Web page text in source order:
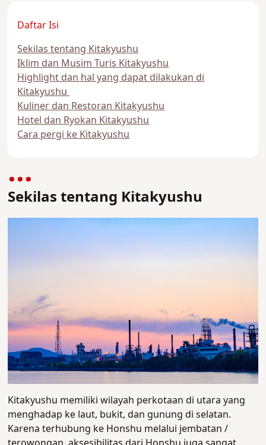
Daftar Isi
Sekilas tentang Kitakyushu
Iklim dan Musim Turis Kitakyushu
Highlight dan hal yang dapat dilakukan di
Kitakyushu
Kuliner dan Restoran Kitakyushu
Hotel dan Ryokan Kitakyushu
Cara pergi ke Kitakyushu
Sekilas tentang Kitakyushu
Kitakyushu memiliki wilayah perkotaan di utara yang
menghadap ke laut, bukit, dan gunung di selatan.
Karena terhubung ke Honshu melalui jembatan /